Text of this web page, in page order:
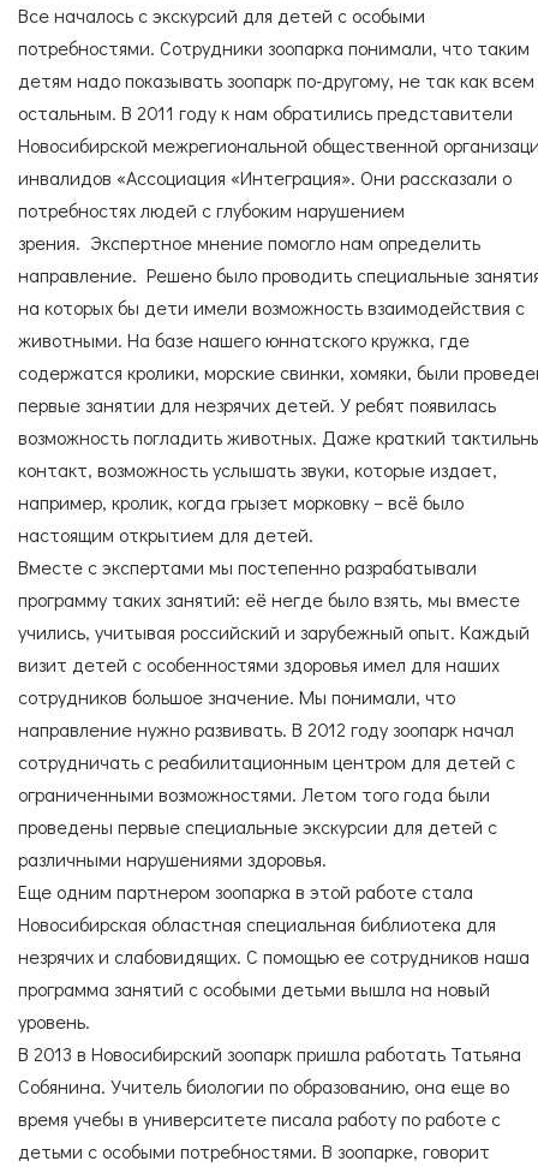
НАШИ ДРУЗЬЯ
Все началось с экскурсий для детей с особыми
потребностями. Сотрудники зоопарка понимали, что таким
детям надо показывать зоопарк по-другому, не так как всем
остальным. В 2011 году к нам обратились представители
Новосибирской межрегиональной общественной
инвалидов «Ассоциация «Интеграция». Они рассказали о
потребностях людей с глубоким нарушением
зрения. Экспертное мнение помогло нам определить
направление. Решено было проводить специальные
на которых бы дети имели возможность взаимодействия с
животными. На базе нашего юннатского кружка, где
содержатся кролики, морские свинки, хомяки, были
первые занятии для незрячих детей. У ребят появилась
возможность погладить животных. Даже краткий
контакт, возможность услышать звуки, которые издает,
например, кролик, когда грызет морковку – всё было
настоящим открытием для детей.
Вместе с экспертами мы постепенно разрабатывали
программу таких занятий: её негде было взять, мы вместе
учились, учитывая российский и зарубежный опыт. Каждый
визит детей с особенностями здоровья имел для наших
сотрудников большое значение. Мы понимали, что
направление нужно развивать. В 2012 году зоопарк начал
сотрудничать с реабилитационным центром для детей с
ограниченными возможностями. Летом того года были
проведены первые специальные экскурсии для детей с
различными нарушениями здоровья.
Еще одним партнером зоопарка в этой работе стала
Новосибирская областная специальная библиотека для
незрячих и слабовидящих. С помощью ее сотрудников наша
программа занятий с особыми детьми вышла на новый
уровень.
В 2013 в Новосибирский зоопарк пришла работать Татьяна
Собянина. Учитель биологии по образованию, она еще во
время учебы в университете писала работу по работе с
детьми с особыми потребностями. В зоопарке, говорит